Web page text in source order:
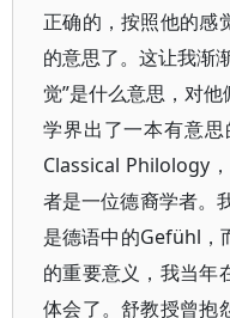
正确的，按照他的感
的意思了。这让我渐
觉”是什么意思，对
学界出了一本有意
Classical Philology
者是一位德裔学者。
是德语中的Gefühl，
的重要意义，我当年
体会了。舒教授曾抱